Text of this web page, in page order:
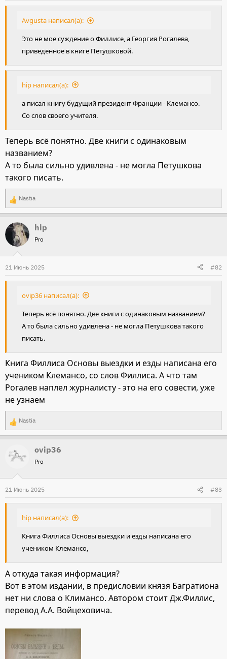
м
а
л
Avgusta написал(а):
Это не мое суждение о Филлисе, а Георгия Рогалева,
приведенное в книге Петушковой.
hip написал(а):
а писал книгу будущий президент Франции - Клемансо.
Со слов своего учителя.
Теперь всё понятно. Две книги с одинаковым
названием?
А то была сильно удивлена - не могла Петушкова
такого писать.
Р
е
а
и
и
Nastia
hip
Pro
21 Июнь 2025 #82
ovip36 написал(а):
Теперь всё понятно. Две книги с одинаковым названием?
А то была сильно удивлена - не могла Петушкова такого
писать.
Книга Филлиса Основы выездки и езды написана его
учеником Клемансо, со слов Филлиса. А что там
Рогалев наплел журналисту - это на его совести, уже
не узнаем
Р
е
а
к
и
и
Nastia
ovip36
Pro
21 Июнь 2025 #83
hip написал(а):
Книга Филлиса Основы выездки и езды написана его
учеником Клемансо,
А откуда такая информация?
Вот в этом издании, в предисловии князя Багратиона
нет ни слова о Климансо. Автором стоит Дж.Филлис,
перевод А.А. Войцеховича.